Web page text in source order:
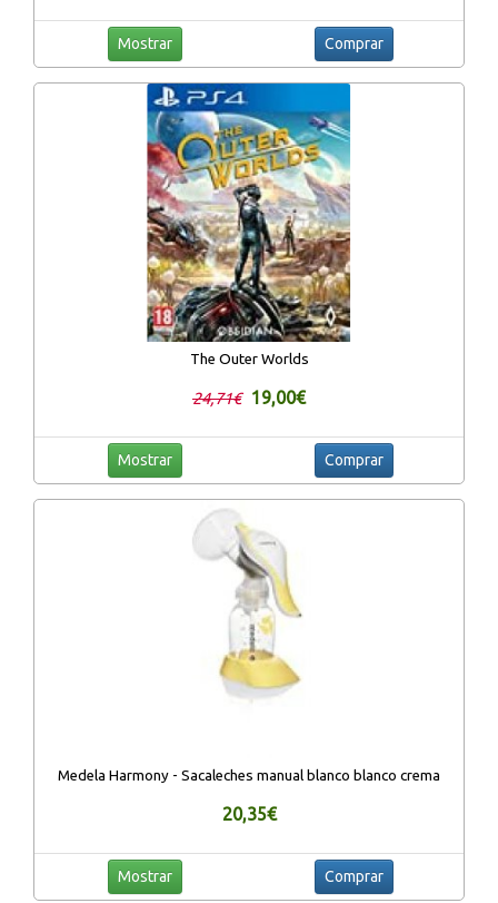
Mostrar Comprar
The Outer Worlds
24,71€ 19,00€
Mostrar Comprar
Medela Harmony - Sacaleches manual blanco blanco crema
20,35€
Mostrar Comprar